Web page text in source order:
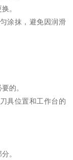
。
涂抹，避免因润滑
的。
具位置和工作台的
。